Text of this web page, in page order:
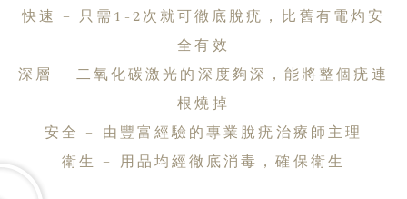
快速 – 只需1-2次就可徹底脫疣，比舊有電灼安
全有效
深層 – 二氧化碳激光的深度夠深，能將整個疣連
根燒掉
安全 – 由豐富經驗的專業脫疣治療師主理
衛生 – 用品均經徹底消毒，確保衛生